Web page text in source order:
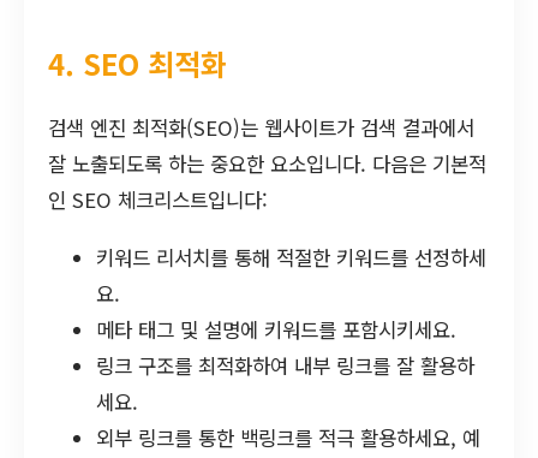
4. SEO 최적화
검색 엔진 최적화(SEO)는 웹사이트가 검색 결과에서
잘 노출되도록 하는 중요한 요소입니다. 다음은 기본적
인 SEO 체크리스트입니다:
키워드 리서치를 통해 적절한 키워드를 선정하세
요.
메타 태그 및 설명에 키워드를 포함시키세요.
링크 구조를 최적화하여 내부 링크를 잘 활용하
세요.
외부 링크를 통한 백링크를 적극 활용하세요, 예